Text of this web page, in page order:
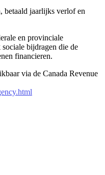
betaald jaarlijks verlof en
en provinciale
bijdragen die de
financieren.
via de Canada Revenue